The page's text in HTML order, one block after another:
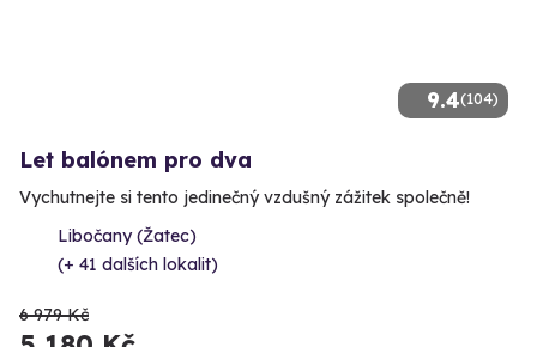
9.4(104)
Let balónem pro dva
Vychutnejte si tento jedinečný vzdušný zážitek společně!
Libočany (Žatec)
(+ 41 dalších lokalit)
6 979 Kč